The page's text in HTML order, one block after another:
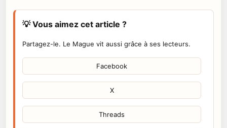
💡 Vous aimez cet article ?
Partagez-le. Le Mague vit aussi grâce à ses lecteurs.
Facebook
X
Threads